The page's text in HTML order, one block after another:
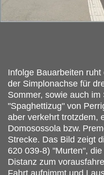
Infolge Bauarbeiten
der Simplonachse für
Sommer, sowie auch
"Spaghettizug" von
aber verkehrt trotzdem,
Domosossola bzw.
Strecke. Das Bild zeigt
620 039-8) "Murten",
Distanz zum